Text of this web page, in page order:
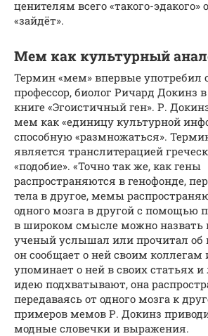
ценителям всего «такого-эдакого»
«зайдёт».
Мем как культурный
Термин «мем» впервые употребил
профессор, биолог Ричард Докинз в
книге «Эгоистичный ген». Р.
мем как «единицу культурной
способную «размножаться».
является транслитерацией
«подобие». «Точно так же, как гены
распространяются в генофонде,
тела в другое, мемы
одного мозга в другой с помощью
в широком смысле можно назвать
ученый услышал или прочитал об
он сообщает о ней своим
упоминает о ней в своих статьях
идею подхватывают, она
передаваясь от одного мозга к
примеров мемов Р. Докинз
модные словечки и выражения.